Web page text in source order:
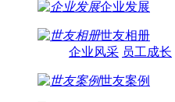
企业发展
世友相册
企业风采 员工成长
世友案例